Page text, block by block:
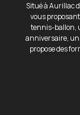
Situé à Aurillac
vous
tennis-ballon,
anniversaire, un
propose des